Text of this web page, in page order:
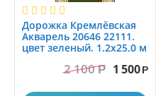
Дорожка Кремлёвская
Акварель 20646 22111.
цвет зеленый. 1.2x25.0 м
2 100 Р 1 500 Р